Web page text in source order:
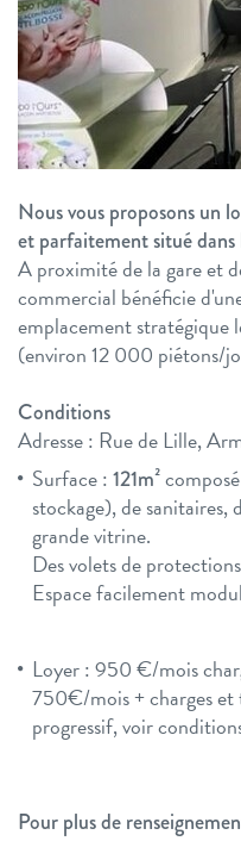
Nous vous proposons un
et parfaitement situé
A proximité de la gare et
commercial bénéficie
emplacement stratégique
(environ 12 000 piétons/
Conditions
Adresse : Rue de Lille,
Surface :121m²
stockage), de sanitaires,
grande vitrine.
Des volets de
Espace facilement
Loyer : 950 €/mois
750€/mois + charges
progressif, voir
Pour plus de